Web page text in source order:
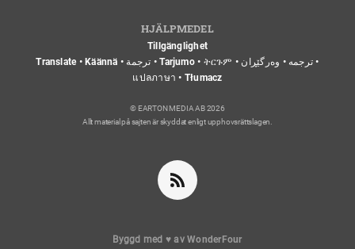
HJÄLPMEDEL
Tillgänglighet
Translate • Käännä • ترجمة • Tarjumo • ትርጉም • ترجمه • وەرگێڕان •
แปลภาษา • Tłumacz
© EARTON MEDIA AB 2026
Allt material på sajten är skyddat enligt upphovsrättslagen.
Byggd med ♥ avWonderFour